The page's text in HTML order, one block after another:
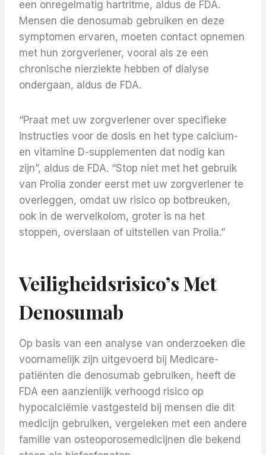
een onregelmatig hartritme, aldus de FDA.
Mensen die denosumab gebruiken en deze
symptomen ervaren, moeten contact opnemen
met hun zorgverlener, vooral als ze een
chronische nierziekte hebben of dialyse
ondergaan, aldus de FDA.
“Praat met uw zorgverlener over specifieke
instructies voor de dosis en het type calcium-
en vitamine D-supplementen dat nodig kan
zijn”, aldus de FDA. “Stop niet met het gebruik
van Prolia zonder eerst met uw zorgverlener te
overleggen, omdat uw risico op botbreuken,
ook in de wervelkolom, groter is na het
stoppen, overslaan of uitstellen van Prolia.”
Veiligheidsrisico’s Met
Denosumab
Op basis van een analyse van onderzoeken die
voornamelijk zijn uitgevoerd bij Medicare-
patiënten die denosumab gebruiken, heeft de
FDA een aanzienlijk verhoogd risico op
hypocalciëmie vastgesteld bij mensen die dit
medicijn gebruiken, vergeleken met een andere
familie van osteoporosemedicijnen die bekend